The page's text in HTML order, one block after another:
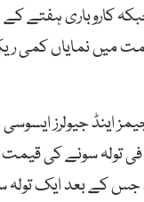
کاروباری ہفتے کے
میں نمایاں کمی
اینڈ جیولرز